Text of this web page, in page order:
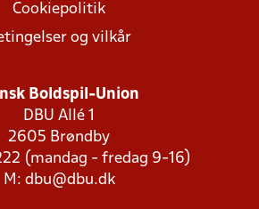
Cookiepolitik
og vilkår
Boldspil-Union
DBU Allé 1
2605 Brøndby
(mandag - fredag 9-16)
M: dbu@dbu.dk